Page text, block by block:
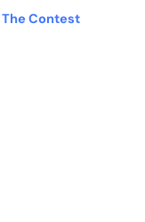
Contest